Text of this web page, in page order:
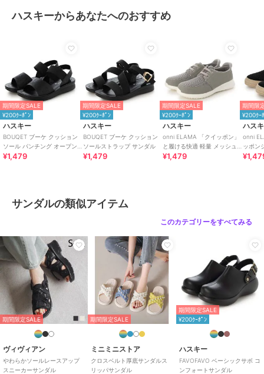
シューズ
／サンダル
素材
アッパー/シンセティックレザー、
アウトソール/合成ラバー
商品のお取り扱い方法
原産国 中国
ハスキーからあなたへのおすすめ
期間限定SALE
¥200ｸｰﾎﾟﾝ
ハスキー
BOUQET ブーケ クッション
ソール パンチング オープン
トゥ サンダル
¥1,479
期間限定SALE
¥200ｸｰﾎﾟﾝ
ハスキー
BOUQET ブーケ クッション
ソールストラップ サンダル
¥1,479
期間限定SALE
¥200ｸｰﾎﾟﾝ
ハスキー
onni ELAMA 「クイッポン」
と履ける快適 軽量 メッシュ
レースアップカジュアルスニ
¥1,479
期間限
¥200ｸｰ
ハス
onni
ッポン
風 エス
サンダルの類似アイテム
このカテゴリーをすべてみる
期間限定SALE
ヴィヴィアン
やわらかソールレースアップ
スニーカーサンダル
期間限定SALE
ミニミニストア
クロスベルト厚底サンダルス
リッパサンダル
期間限定SALE
¥200ｸｰﾎﾟﾝ
ハスキー
FAVOFAVO ベーシックサボ コ
ンフォートサンダル